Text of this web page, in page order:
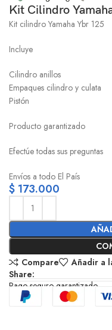
Kit Cilindro
Kit cilindro Yamaha Ybr 125
Incluye
Cilindro anillos
Empaques cilindro y culata
Pistón
Producto garantizado
Efectúe todas sus preguntas
Envíos a todo El País
$ 173.000
Compare
Añadir a
Share:
Pago seguro garantizado